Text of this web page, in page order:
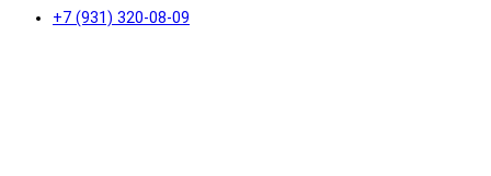
+7 (931) 320-08-09